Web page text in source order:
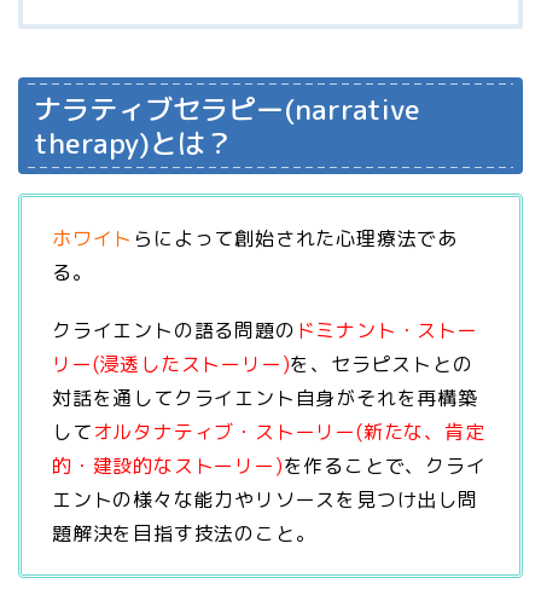
ナラティブセラピー(narrative
therapy)とは？
ホワイト らによって創始された心理療法であ
る。
クライエントの語る問題の ドミナント・ストー
リー(浸透したストーリー)を、セラピストとの
対話を通してクライエント自身がそれを再構築
してオルタナティブ・ストーリー(新たな、肯定
的・建設的なストーリー)を作ることで、クライ
エントの様々な能力やリソースを見つけ出し問
題解決を目指す技法のこと。